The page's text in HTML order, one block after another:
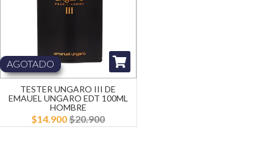
AGOTADO
TESTER UNGARO III DE
EMAUEL UNGARO EDT 100ML
HOMBRE
$14.900$20.900